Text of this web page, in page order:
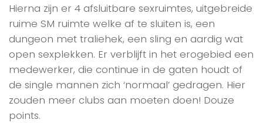
Hierna zijn er 4 afsluitbare sexruimtes, uitgebreide
ruime SM ruimte welke af te sluiten is, een
dungeon met traliehek, een sling en aardig wat
open sexplekken. Er verblijft in het erogebied een
medewerker, die continue in de gaten houdt of
de single mannen zich ‘normaal’ gedragen. Hier
zouden meer clubs aan moeten doen! Douze
points.